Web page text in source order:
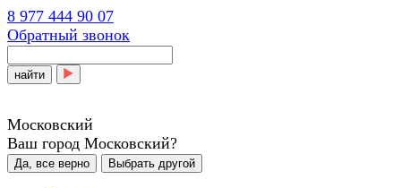
8 977 444 90 07
Обратный звонок
найти
Московский
Ваш город Московский?
Да, все верно Выбрать другой